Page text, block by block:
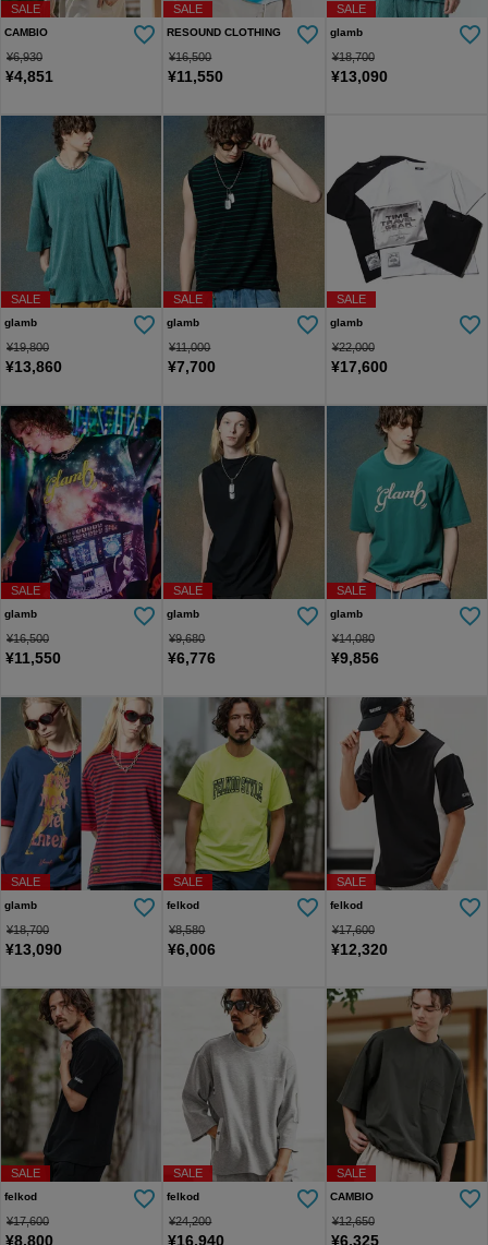
SALE
CAMBIO
¥6,930
¥4,851
SALE
RESOUND CLOTHING
¥16,500
¥11,550
SALE
glamb
¥18,700
¥13,090
SALE
glamb
¥19,800
¥13,860
SALE
glamb
¥11,000
¥7,700
SALE
glamb
¥22,000
¥17,600
SALE
glamb
¥16,500
¥11,550
SALE
glamb
¥9,680
¥6,776
SALE
glamb
¥14,080
¥9,856
SALE
glamb
¥18,700
¥13,090
SALE
felkod
¥8,580
¥6,006
SALE
felkod
¥17,600
¥12,320
SALE
felkod
¥17,600
¥8,800
SALE
felkod
¥24,200
¥16,940
SALE
CAMBIO
¥12,650
¥6,325